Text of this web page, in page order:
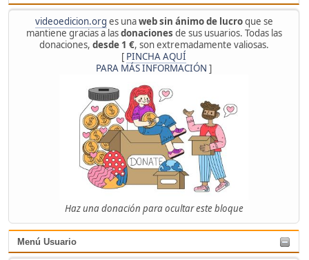
videoedicion.org es unaweb sin ánimo de lucroque se
mantiene gracias a lasdonaciones de sus usuarios. Todas las
donaciones, desde 1 €, son extremadamente valiosas.
[ PINCHA AQUÍ
PARA MÁS INFORMACIÓN ]
Haz una donación para ocultar este bloque
Menú Usuario